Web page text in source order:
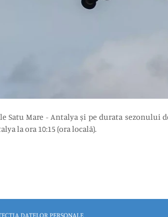
Satu Mare - Antalya și pe durata sezonului
la ora 10:15 (ora locală).
DATELOR PERSONALE